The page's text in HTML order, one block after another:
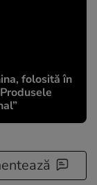
folosită în